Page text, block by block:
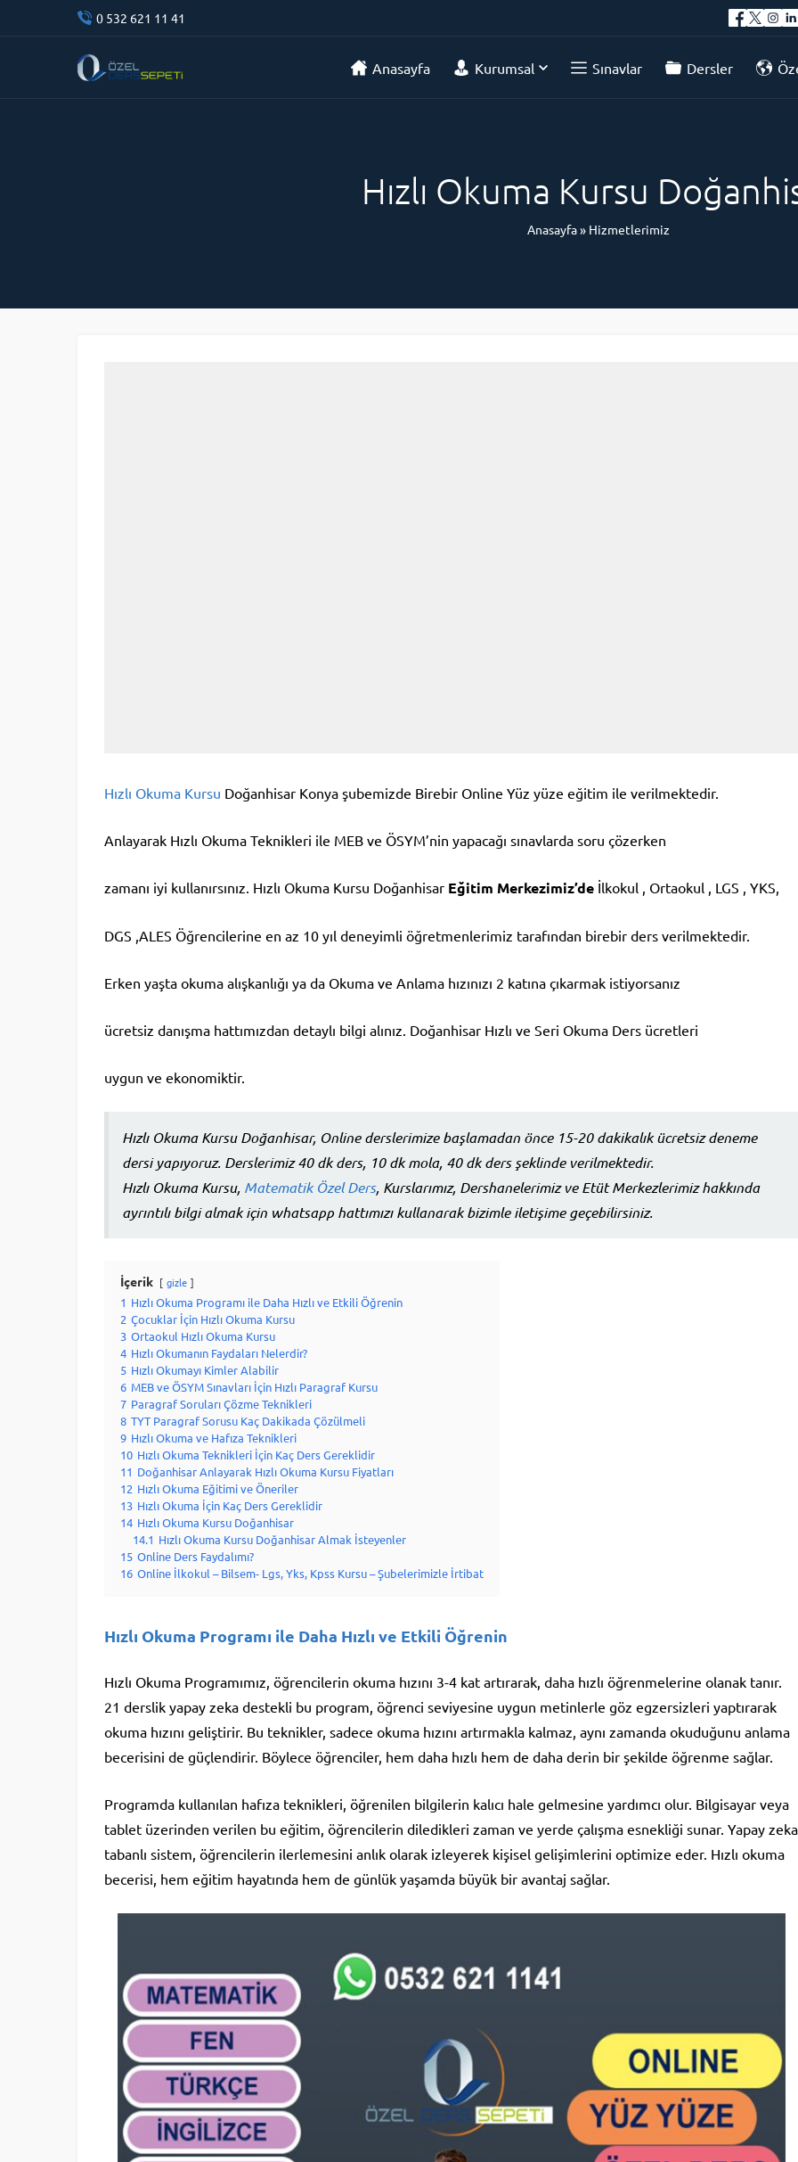
0 532 621 11 41
Anasayfa Kurumsal Sınavlar Dersler
Hızlı Okuma Kursu
Anasayfa» Hizmetlerimiz
Hızlı Okuma Kursu Doğanhisar Konya şubemizde Birebir Online Yüz yüze eğitim ile verilmektedir.
Anlayarak Hızlı Okuma Teknikleri ile MEB ve ÖSYM’nin yapacağı sınavlarda soru çözerken
zamanı iyi kullanırsınız. Hızlı Okuma Kursu Doğanhisar Eğitim Merkezimiz’de İlkokul , Ortaokul , LGS , YKS,
DGS ,ALES Öğrencilerine en az 10 yıl deneyimli öğretmenlerimiz tarafından birebir ders verilmektedir.
Erken yaşta okuma alışkanlığı ya da Okuma ve Anlama hızınızı 2 katına çıkarmak istiyorsanız
ücretsiz danışma hattımızdan detaylı bilgi alınız. Doğanhisar Hızlı ve Seri Okuma Ders ücretleri
uygun ve ekonomiktir.
Hızlı Okuma Kursu Doğanhisar, Online derslerimize başlamadan önce 15-20 dakikalık ücretsiz deneme
dersi yapıyoruz. Derslerimiz 40 dk ders, 10 dk mola, 40 dk ders şeklinde verilmektedir.
Hızlı Okuma Kursu, Matematik Özel Ders, Kurslarımız, Dershanelerimiz ve Etüt Merkezlerimiz hakkında
ayrıntılı bilgi almak için whatsapp hattımızı kullanarak bizimle iletişime geçebilirsiniz.
İçerik gizle
1 Hızlı Okuma Programı ile Daha Hızlı ve Etkili Öğrenin
2 Çocuklar İçin Hızlı Okuma Kursu
3 Ortaokul Hızlı Okuma Kursu
4 Hızlı Okumanın Faydaları Nelerdir?
5 Hızlı Okumayı Kimler Alabilir
6 MEB ve ÖSYM Sınavları İçin Hızlı Paragraf Kursu
7 Paragraf Soruları Çözme Teknikleri
8 TYT Paragraf Sorusu Kaç Dakikada Çözülmeli
9 Hızlı Okuma ve Hafıza Teknikleri
10 Hızlı Okuma Teknikleri İçin Kaç Ders Gereklidir
11 Doğanhisar Anlayarak Hızlı Okuma Kursu Fiyatları
12 Hızlı Okuma Eğitimi ve Öneriler
13 Hızlı Okuma İçin Kaç Ders Gereklidir
14 Hızlı Okuma Kursu Doğanhisar
14.1 Hızlı Okuma Kursu Doğanhisar Almak İsteyenler
15 Online Ders Faydalımı?
16 Online İlkokul – Bilsem- Lgs, Yks, Kpss Kursu – Şubelerimizle İrtibat
Hızlı Okuma Programı ile Daha Hızlı ve Etkili Öğrenin
Hızlı Okuma Programımız, öğrencilerin okuma hızını 3-4 kat artırarak, daha hızlı öğrenmelerine olanak tanır.
21 derslik yapay zeka destekli bu program, öğrenci seviyesine uygun metinlerle göz egzersizleri yaptırarak
okuma hızını geliştirir. Bu teknikler, sadece okuma hızını artırmakla kalmaz, aynı zamanda okuduğunu anlama
becerisini de güçlendirir. Böylece öğrenciler, hem daha hızlı hem de daha derin bir şekilde öğrenme sağlar.
Programda kullanılan hafıza teknikleri, öğrenilen bilgilerin kalıcı hale gelmesine yardımcı olur. Bilgisayar veya
tablet üzerinden verilen bu eğitim, öğrencilerin diledikleri zaman ve yerde çalışma esnekliği sunar. Yapay zeka
tabanlı sistem, öğrencilerin ilerlemesini anlık olarak izleyerek kişisel gelişimlerini optimize eder. Hızlı okuma
becerisi, hem eğitim hayatında hem de günlük yaşamda büyük bir avantaj sağlar.